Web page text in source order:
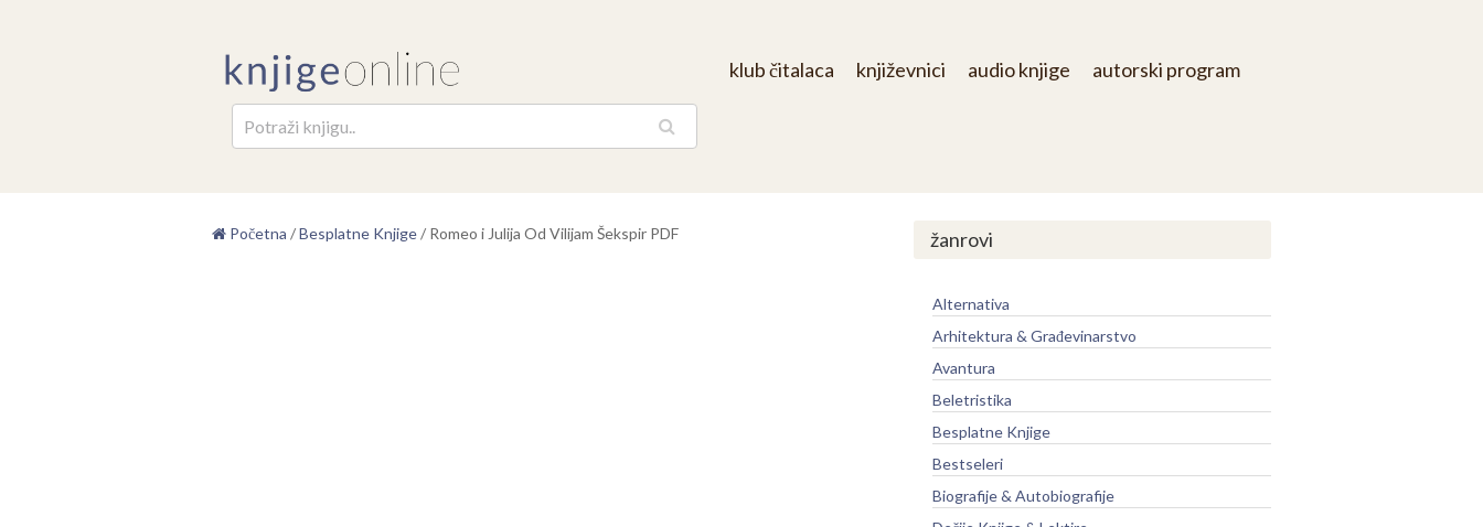
klub čitalaca književnici audio knjige autorski program
Početna /Besplatne Knjige/ Romeo i Julija Od Vilijam Šekspir PDF žanrovi
Alternativa
Arhitektura & Građevinarstvo
Avantura
Beletristika
Besplatne Knjige
Bestseleri
Biografije & Autobiografije